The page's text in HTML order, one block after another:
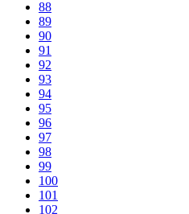
88
89
90
91
92
93
94
95
96
97
98
99
100
101
102